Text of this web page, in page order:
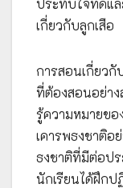
ประทับใจที่ดีแล
เกี่ยวกับลูกเสือ
การสอนเกี่ยวกั
ที่ต้องสอนอย่าง
รู้ความหมายขอ
เคารพธงชาติอ
ธงชาติที่มีต่อป
นักเรียนได้ฝึกป